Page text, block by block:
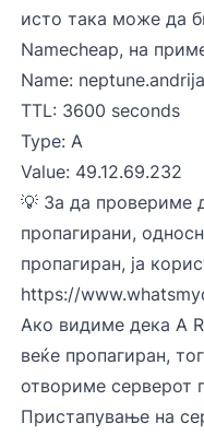
исто така може да
Namecheap, на
Name:
TTL: 3600 seconds
Type: A
Value: 49.12.69.232
💡 За да провериме
пропагирани,
пропагиран, ја
https://
Ако видиме дека A
веќе пропагиран,
отвориме серверот
Пристапување на